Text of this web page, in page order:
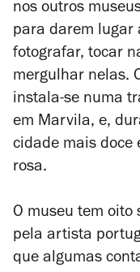
nos outros
para darem lugar
fotografar, tocar
mergulhar nelas.
instala-se numa
em Marvila, e,
cidade mais doce
rosa.
O museu tem oito
pela artista
que algumas